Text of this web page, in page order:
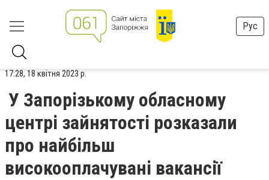
Рус
17:28, 18 квітня 2023 р.
У Запорізькому обласному
центрі зайнятості розказали
про найбільш
високооплачувані вакансії